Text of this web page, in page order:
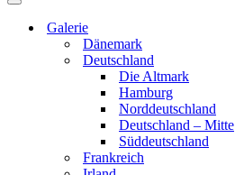
Navigationsmenü
Galerie
Dänemark
Deutschland
Die Altmark
Hamburg
Norddeutschland
Deutschland – Mitte
Süddeutschland
Frankreich